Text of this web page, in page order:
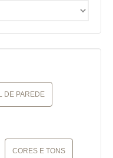
DE PAREDE
CORES E TONS